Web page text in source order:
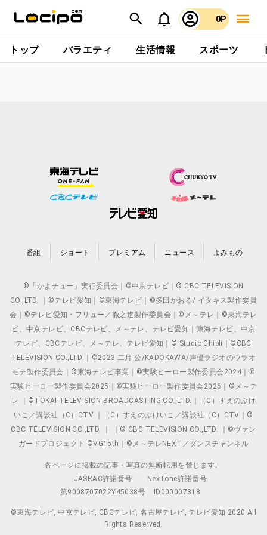
0P
トップ バラエティ 生活情報 スポーツ
番組 ショート プレミアム ニュース よみもの
©「かよチュー」実行委員会｜©中京テレビ｜© CBC TELEVISION
CO.,LTD. ｜©テレビ愛知｜©東海テレビ｜©多田かおる/ イタキス製作委員
会｜©テレビ愛知・フリュー／徹之進製作委員会｜©メ～テレ｜©東海テレ
ビ、中京テレビ、CBCテレビ、メ～テレ、テレビ愛知｜東海テレビ、中京
テレビ、CBCテレビ、メ～テレ、テレビ愛知｜© Studio Ghibli｜©CBC
TELEVISION CO.,LTD.｜©2023 二月 公/KADOKAWA/声優ラジオのウラオ
モテ製作委員会｜©東海テレビ事業｜©実験ヒーロー製作委員会2024｜©
実験ヒーロー製作委員会2025｜©実験ヒーロー製作委員会2026｜©メ～テ
レ ｜©TOKAI TELEVISION BROADCASTING CO.,LTD.｜（C）すえのぶけ
いこ／講談社（C）CTV ｜（C）すえのぶけいこ／講談社（C）CTV｜©
CBC TELEVISION CO.,LTD. ｜ ｜© CBC TELEVISION CO.,LTD. ｜©ヴァン
ガードプロジェクト ©VG15th｜©メ～テレNEXT／ダンスチャンネル
各ページに掲載の記事・写真の無断転用を禁じます。
JASRAC許諾番号
NexTone許諾番号
第9008707022Y45038号
ID000007318
©東海テレビ, 中京テレビ, CBCテレビ, 名古屋テレビ, テレビ愛知 2020 All
Rights Reserved.